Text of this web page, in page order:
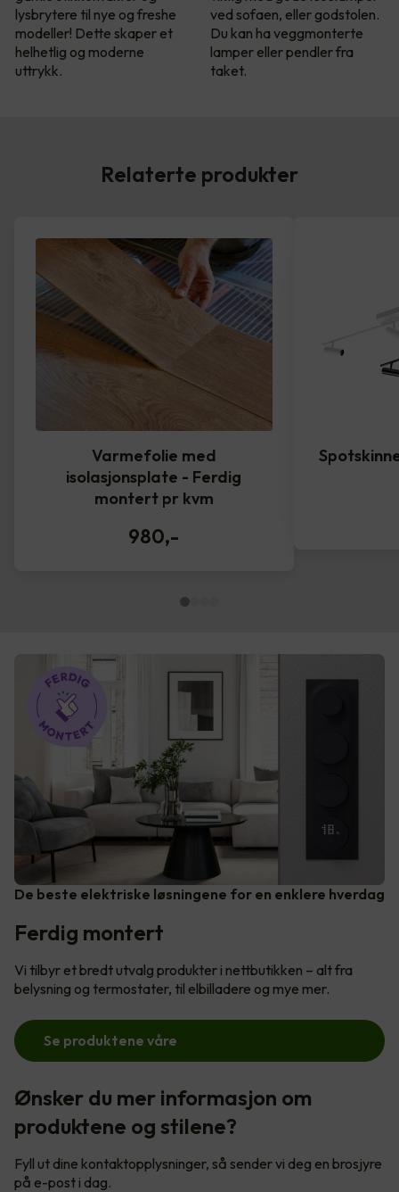
lysbrytere til nye og freshe
modeller! Dette skaper et
helhetlig og moderne
uttrykk.
ved sofaen, eller godstolen.
Du kan ha veggmonterte
lamper eller pendler fra
taket.
Relaterte produkter
Varmefolie med
isolasjonsplate - Ferdig
montert pr kvm
980,-
De beste elektriske løsningene for en enklere hverdag
Ferdig montert
Vi tilbyr et bredt utvalg produkter i nettbutikken – alt fra
belysning og termostater, til elbilladere og mye mer.
Se produktene våre
Ønsker du mer informasjon om
produktene og stilene?
Fyll ut dine kontaktopplysninger, så sender vi deg en brosjyre
på e-post i dag.